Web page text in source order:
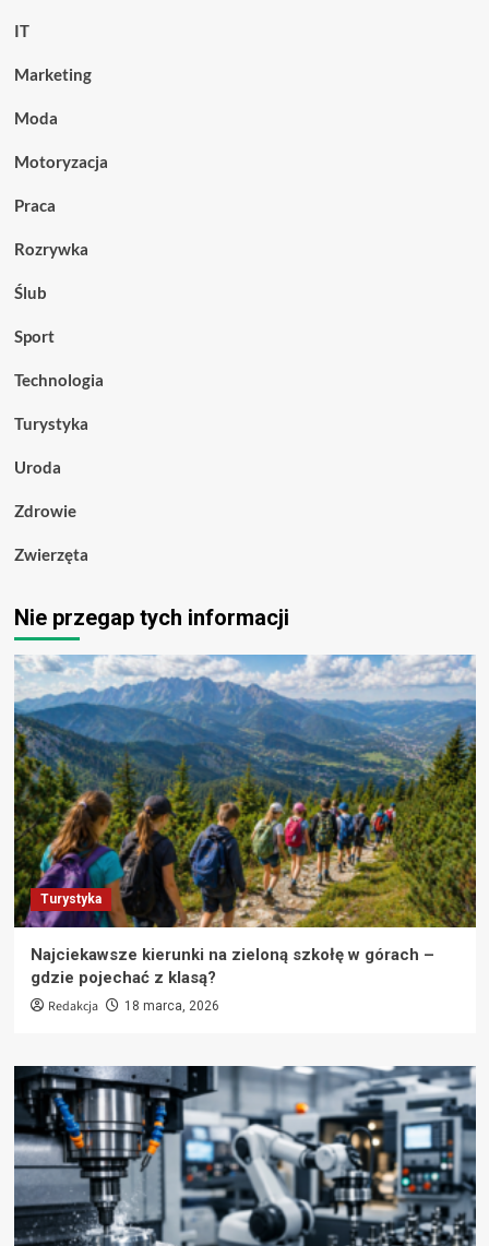
IT
Marketing
Moda
Motoryzacja
Praca
Rozrywka
Ślub
Sport
Technologia
Turystyka
Uroda
Zdrowie
Zwierzęta
Nie przegap tych informacji
Turystyka
Najciekawsze kierunki na zieloną szkołę w górach –
gdzie pojechać z klasą?
Redakcja 18 marca, 2026